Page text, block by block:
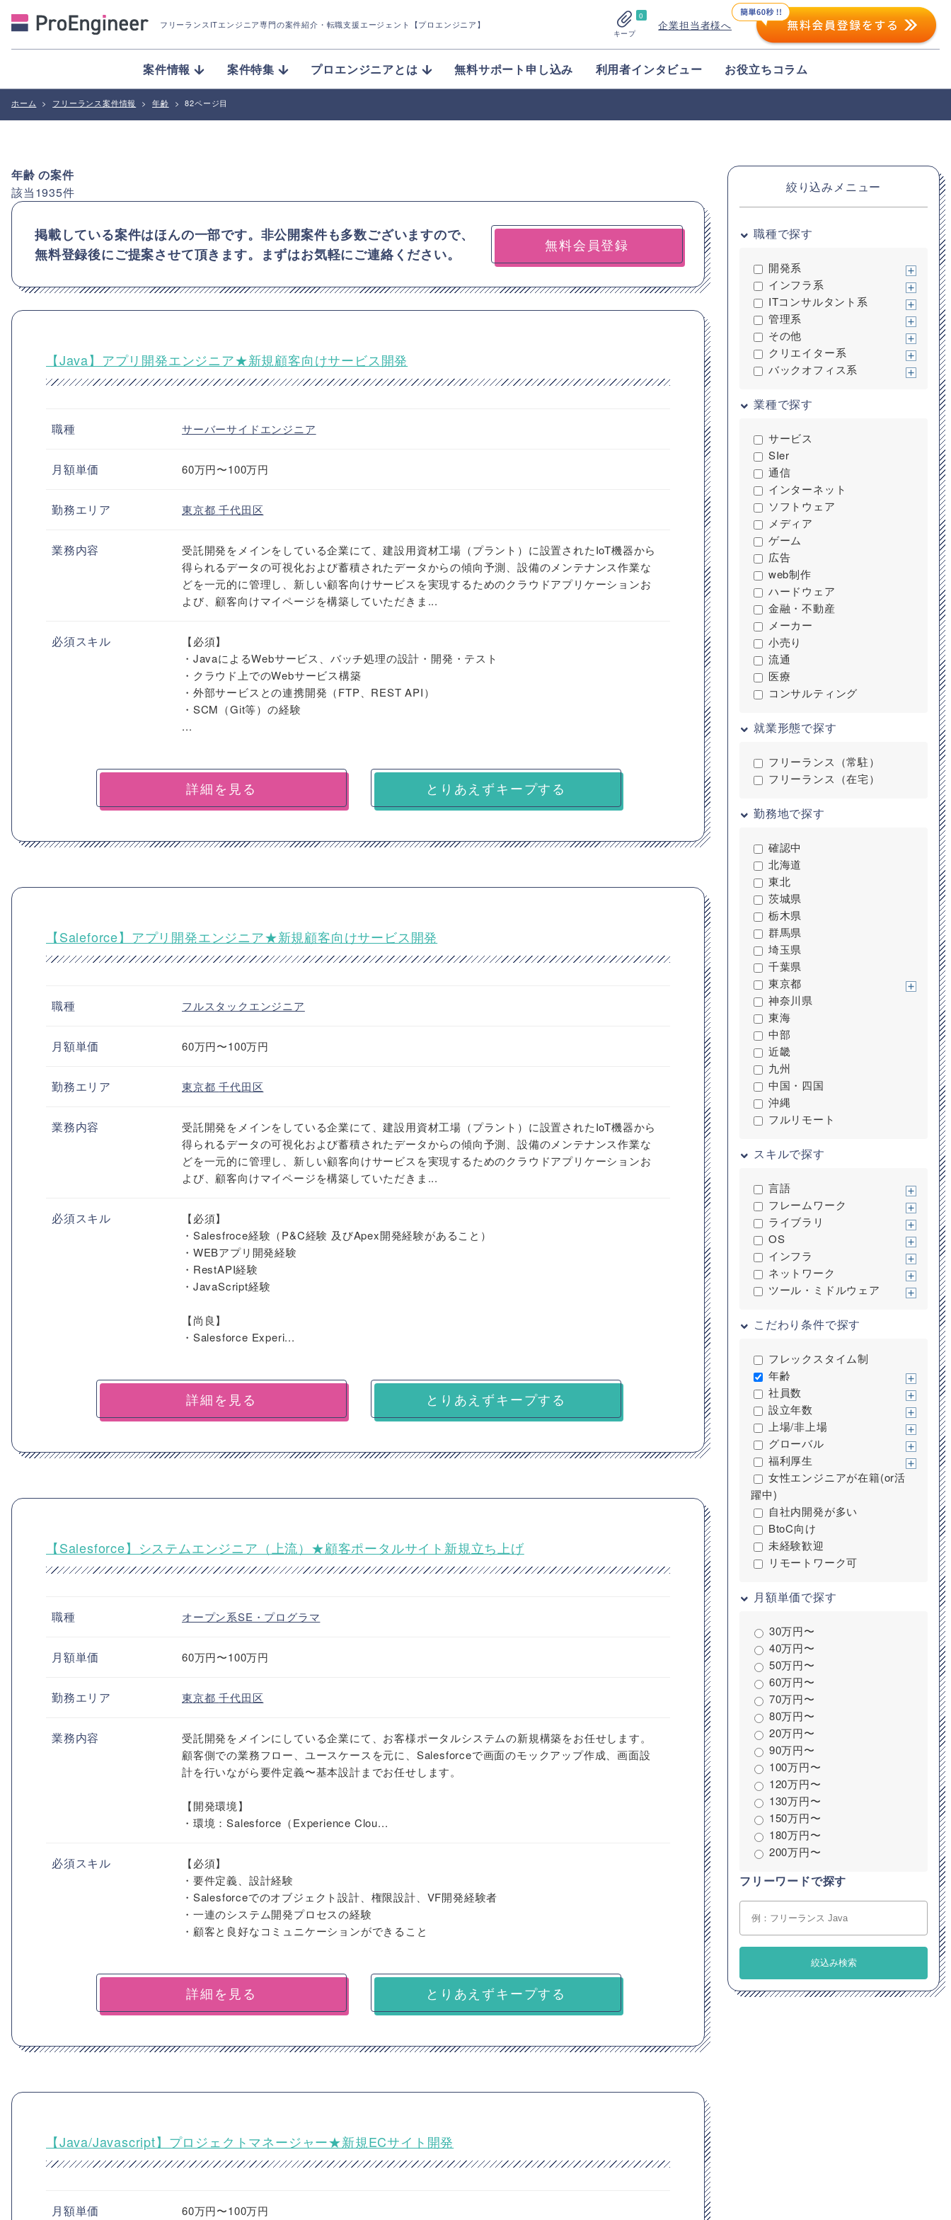
フリーランスITエンジニア専門の案件紹介 ・転職支援エージェント【プロエンジニア】
0
キープ
企業担当者様へ
案件情報 案件特集 プロエンジニアとは 無料サポート申し込み 利用者インタビュー お役立ちコラム
ホーム > フリーランス案件情報 > 年齢 > 82ページ目
年齢の案件
該当1935件
掲載している案件はほんの一部です。非公開案件も多数ございますので、
無料登録後にご提案させて頂きます。まずはお気軽にご連絡ください。
無料会員登録
【Java】アプリ開発エンジニア★新規顧客向けサービス開発
職種 サーバーサイドエンジニア
月額単価 60万円〜100万円
勤務エリア 東京都千代田区
業務内容
受託開発をメインをしている企業にて、建設用資材工場（プラント）に設置されたIoT機器から
得られるデータの可視化および蓄積されたデータからの傾向予測、設備のメンテナンス作業な
どを一元的に管理し、新しい顧客向けサービスを実現するためのクラウドアプリケーションお
よび、顧客向けマイページを構築していただきま...
必須スキル
【必須】
・JavaによるWebサービス、バッチ処理の設計・開発・テスト
・クラウド上でのWebサービス構築
・外部サービスとの連携開発（FTP、REST API）
・SCM（Git等）の経験
...
詳細を見る とりあえずキープする
【Saleforce】アプリ開発エンジニア★新規顧客向けサービス開発
職種 フルスタックエンジニア
月額単価 60万円〜100万円
勤務エリア 東京都千代田区
業務内容
受託開発をメインをしている企業にて、建設用資材工場（プラント）に設置されたIoT機器から
得られるデータの可視化および蓄積されたデータからの傾向予測、設備のメンテナンス作業な
どを一元的に管理し、新しい顧客向けサービスを実現するためのクラウドアプリケーションお
よび、顧客向けマイページを構築していただきま...
必須スキル
【必須】
・Salesfroce経験（P&C経験 及びApex開発経験があること）
・WEBアプリ開発経験
・RestAPI経験
・JavaScript経験
【尚良】
・Salesforce Experi...
詳細を見る とりあえずキープする
【Salesforce】システムエンジニア（上流）★顧客ポータルサイト新規立ち上げ
職種 オープン系SE・プログラマ
月額単価 60万円〜100万円
勤務エリア 東京都千代田区
業務内容
受託開発をメインにしている企業にて、お客様ポータルシステムの新規構築をお任せします。
顧客側での業務フロー、ユースケースを元に、Salesforceで画面のモックアップ作成、画面設
計を行いながら要件定義〜基本設計までお任せします。
【開発環境】
・環境：Salesforce（Experience Clou...
必須スキル
【必須】
・要件定義、設計経験
・Salesforceでのオブジェクト設計、権限設計、VF開発経験者
・一連のシステム開発プロセスの経験
・顧客と良好なコミュニケーションができること
詳細を見る とりあえずキープする
【Java/Javascript】プロジェクトマネージャー★新規ECサイト開発
月額単価 60万円〜100万円
絞り込みメニュー
職種で探す
開発系
インフラ系
ITコンサルタント系
管理系
その他
クリエイター系
バックオフィス系
業種で探す
サービス
SIer
通信
インターネット
ソフトウェア
メディア
ゲーム
広告
web制作
ハードウェア
金融・不動産
メーカー
小売り
流通
医療
コンサルティング
就業形態で探す
フリーランス（常駐）
フリーランス（在宅）
勤務地で探す
確認中
北海道
東北
茨城県
栃木県
群馬県
埼玉県
千葉県
東京都
神奈川県
東海
中部
近畿
九州
中国・四国
沖縄
フルリモート
スキルで探す
言語
フレームワーク
ライブラリ
OS
インフラ
ネットワーク
ツール・ミドルウェア
こだわり条件で探す
フレックスタイム制
年齢
社員数
設立年数
上場/非上場
グローバル
福利厚生
女性エンジニアが在籍(or活
躍中)
自社内開発が多い
BtoC向け
未経験歓迎
リモートワーク可
月額単価で探す
30万円〜
40万円〜
50万円〜
60万円〜
70万円〜
80万円〜
20万円〜
90万円〜
100万円〜
120万円〜
130万円〜
150万円〜
180万円〜
200万円〜
フリーワードで探す